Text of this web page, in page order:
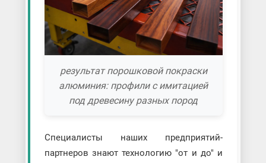
результат порошковой покраски
алюминия: профили с имитацией
под древесину разных пород
Специалисты наших предприятий-
партнеров знают технологию "от и до" и